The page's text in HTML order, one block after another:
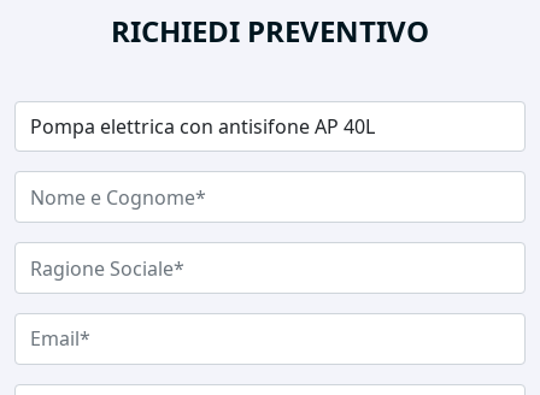
RICHIEDI PREVENTIVO